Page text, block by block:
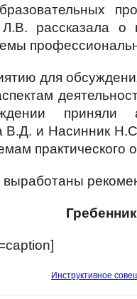
рассказала о
для
приняли
В.Д. и Насинник
практического
выработаны
Инструктивное